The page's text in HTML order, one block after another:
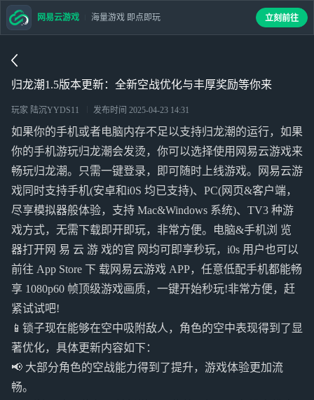
归龙潮1.5版本更新：全新空战优化与丰厚奖励等你来
玩家 陆沉YYDS11 发布时间 2025-04-23 14:31
如果你的手机或者电脑内存不足以支持归龙潮的运行，如果
你的手机游玩归龙潮会发烫，你可以选择使用网易云游戏来
畅玩归龙潮。只需一键登录，即可随时上线游戏。网易云游
戏同时支持手机(安卓和i0S 均已支持)、PC(网页&客户端，
尽享模拟器般体验，支持 Mac&Windows 系统)、TV3 种游
戏方式，无需下载即开即玩，非常方便。电脑&手机浏 览
器打开网 易 云 游 戏的官 网均可即享秒玩，i0s 用户也可以
前往 App Store 下 载网易云游戏 APP，任意低配手机都能畅
享 1080p60 帧顶级游戏画质，一键开始秒玩!非常方便，赶
紧试试吧!
📱锁子现在能够在空中吸附敌人，角色的空中表现得到了显
著优化，具体更新内容如下：
📢 大部分角色的空战能力得到了提升，游戏体验更加流
畅。
网易云游戏 海量游戏 即点即玩 立刻前往